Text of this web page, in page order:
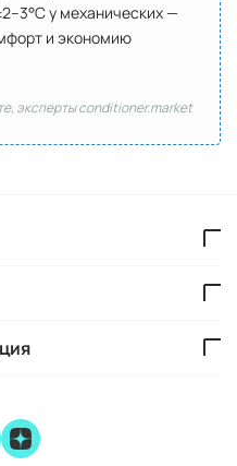
у механических —
и экономию
эксперты conditioner.market